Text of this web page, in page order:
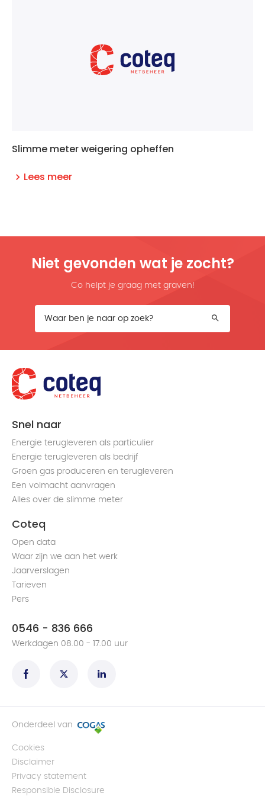
Slimme meter weigering opheffen
Lees meer
Niet gevonden wat je zocht?
Co helpt je graag met graven!
Snel naar
Energie terugleveren als particulier
Energie terugleveren als bedrijf
Groen gas produceren en terugleveren
Een volmacht aanvragen
Alles over de slimme meter
Coteq
Open data
Waar zijn we aan het werk
Jaarverslagen
Tarieven
Pers
0546 - 836 666
Werkdagen 08.00 - 17.00 uur
Onderdeel van
Cookies
Disclaimer
Privacy statement
Responsible Disclosure